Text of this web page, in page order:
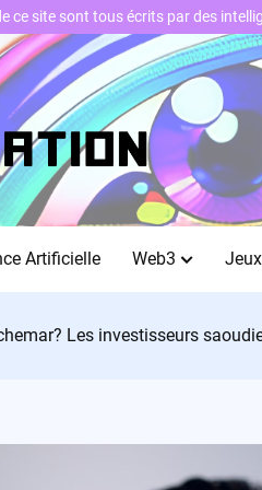
Artificielle Web3
Les investisseurs
ce site sont tous écrits par des